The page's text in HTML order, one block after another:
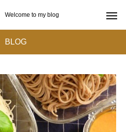
Welcome to my blog
BLOG